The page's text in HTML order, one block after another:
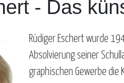
- Das
Rüdiger Eschert wurde
Absolvierung seiner
graphischen Gewerbe die